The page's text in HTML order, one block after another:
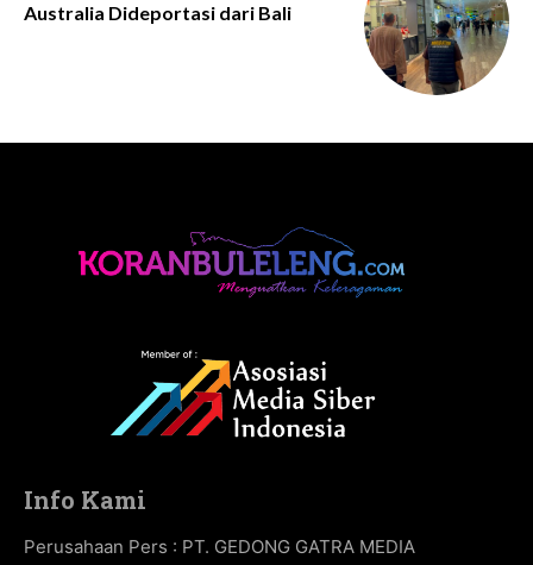
Australia Dideportasi dari Bali
Info Kami
Perusahaan Pers : PT. GEDONG GATRA MEDIA